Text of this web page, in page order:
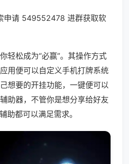
申请 549552478 进群获取软
轻松成为“必赢”。其操作方式
用便可以自定义手机打牌系统
想要的开挂功能，一键便可以
助器，不管你是想分享给好友
助都可以满足需求。